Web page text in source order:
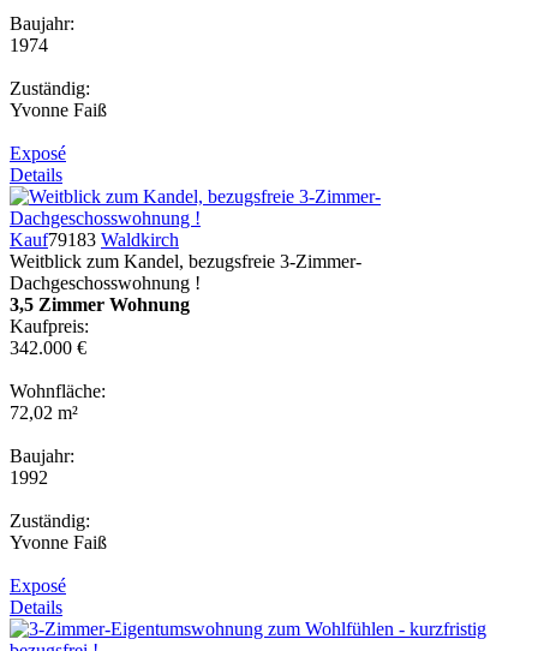
Baujahr:
1974
Zuständig:
Yvonne Faiß
Exposé
Details
Kauf79183 Waldkirch
Weitblick zum Kandel, bezugsfreie 3-Zimmer-
Dachgeschosswohnung !
3,5 Zimmer Wohnung
Kaufpreis:
342.000 €
Wohnfläche:
72,02 m²
Baujahr:
1992
Zuständig:
Yvonne Faiß
Exposé
Details